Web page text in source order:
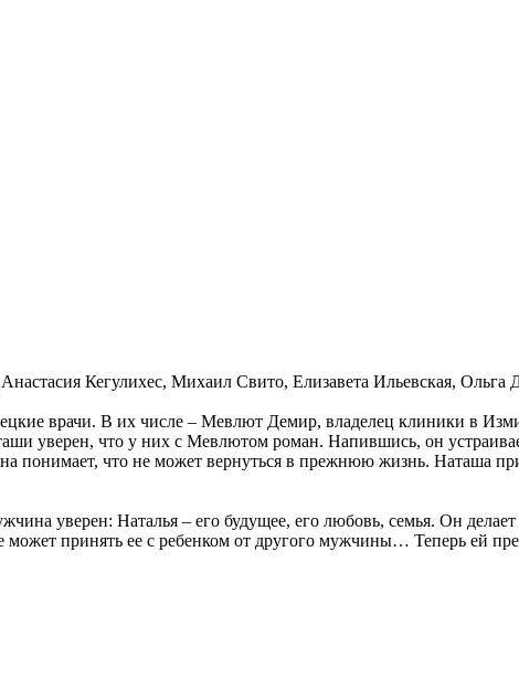
Кегулихес, Михаил Свито, Елизавета Ильевская, Ольга
врачи. В их числе – Мевлют Демир, владелец клиники в
уверен, что у них с Мевлютом роман. Напившись, он
понимает, что не может вернуться в прежнюю жизнь. Наташа
уверен: Наталья – его будущее, его любовь, семья. Он
принять ее с ребенком от другого мужчины… Теперь ей